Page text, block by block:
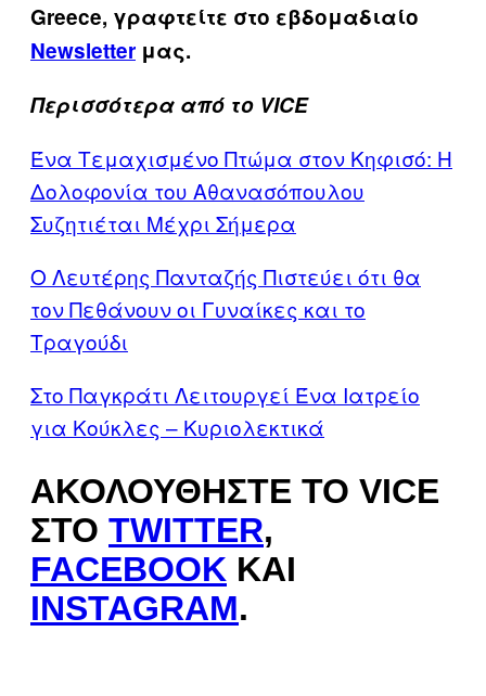
Greece, γραφτείτε στο εβδομαδιαίο
Newsletter μας.
Περισσότερα από το VICE
Ένα Τεμαχισμένο Πτώμα στον Κηφισό: Η
Δολοφονία του Αθανασόπουλου
Συζητιέται Μέχρι Σήμερα
Ο Λευτέρης Πανταζής Πιστεύει ότι θα
τον Πεθάνουν οι Γυναίκες και το
Τραγούδι
Στο Παγκράτι Λειτουργεί Ένα Ιατρείο
για Κούκλες – Κυριολεκτικά
ΑΚΟΛΟΥΘΉΣΤΕ ΤΟ VICE
ΣΤΟ TWITTER,
FACEBOOK ΚΑΙ
INSTAGRAM.